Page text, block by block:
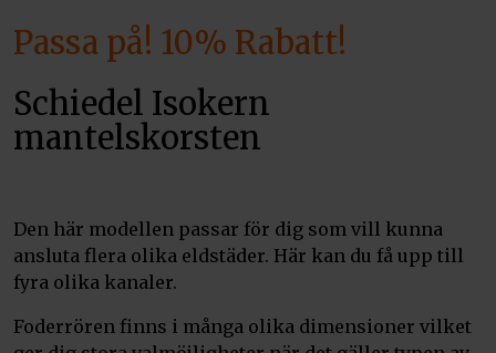
Passa på! 10% Rabatt!
Schiedel Isokern
mantelskorsten
Den här modellen passar för dig som vill kunna
ansluta flera olika eldstäder. Här kan du få upp till
fyra olika kanaler.
Foderrören finns i många olika dimensioner vilket